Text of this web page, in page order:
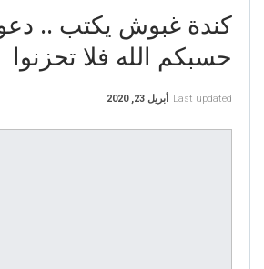
كندة غبوش يكتب ..
حسبكم الله فلا تحزنوا
Last updated أبريل 23, 2020